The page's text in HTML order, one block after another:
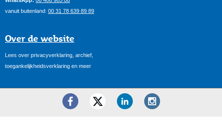
vanuit buitenland: 00 31 78 639 89 89
Over de website
Lees over privacyverklaring, archief,
toegankelijkheidsverklaring en meer